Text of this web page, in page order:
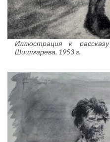
Иллюстрация к
Шишмарева. 1953 г.